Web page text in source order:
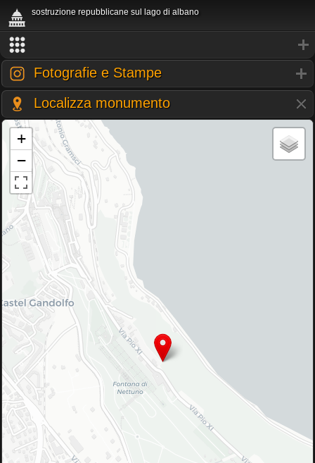
sostruzione repubblicane sul lago di albano
Fotografie e Stampe
Localizza monumento
+
−